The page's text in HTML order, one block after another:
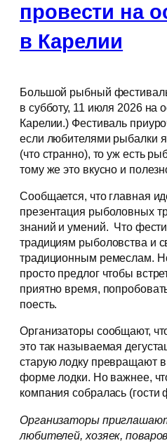
провести на
в Карелии
Большой рыбный
в субботу, 11 июля 2026 на
Карелии.) Фестиваль
если любителями рыбалки
(что странно), то уж есть
тому же это вкусно и
Сообщается, что главная
презентация рыболовных
знаний и умений. Что
традициям рыболовства и
традиционным ремеслам.
просто предлог чтобы
приятно время,
поесть.
Организаторы сообщают,
это так называемая
старую лодку превращают
форме лодки. Но важнее,
компания собралась (гости
Организаторы
любителей, хозяек,